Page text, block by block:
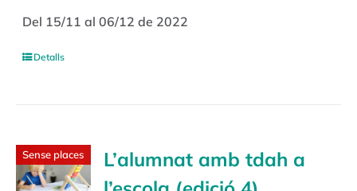
Del 15/11 al 06/12 de 2022
Detalls
Sense places
L’alumnat amb tdah a